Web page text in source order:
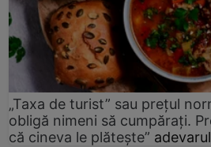
„Taxa de turist” sau prețul
obligă nimeni să cumpărați.
că cineva le plătește”